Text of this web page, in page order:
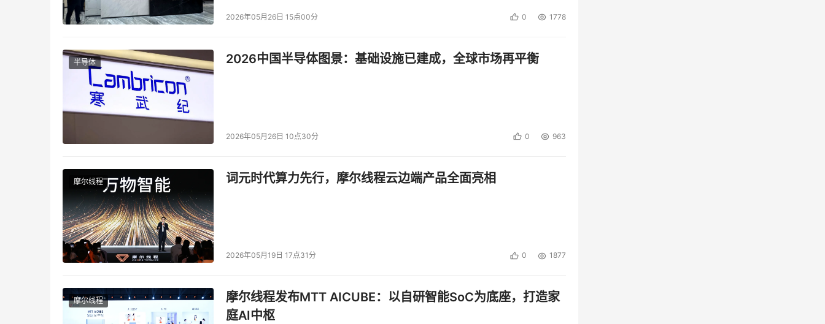
图2、Nessus
防火墙，发现开放端口。另外人们常用的工具还有TCP/IP包分析工具hping。
3、数据包侦听
针对防火墙的另一个测试工作是判断是否有什么东西能够穿过防火墙。在测试过程中，我们可以使用一个入侵检
Wireshark(前身是Ethereal)就是这样一个工具，它在捕获和分析测试数据包方面非常有用。
说起Wireshark就不得不提Ethereal了，Ethereal和在Windows系统中常用的sniffer  pro并称网络嗅探工具双
雄，不过和sniffer  pro不同的是Ethereal在Linux类系统中应用更为广泛。而Wireshark软件则是Ethereal的后续版
本，他是在Ethereal被收购后推出的最新网络嗅探软件，在功能上比前身更加强大。
2026年05月26日 15点00分 0 1778
半导体 2026中国半导体图景：基础设施已建成，全球市场再平衡
2026年05月26日 10点30分 0 963
摩尔线程 词元时代算力先行，摩尔线程云边端产品全面亮相
2026年05月19日 17点31分 0 1877
摩尔线程
摩尔线程发布MTT AICUBE：以自研智能SoC为底座，打造家
庭AI中枢